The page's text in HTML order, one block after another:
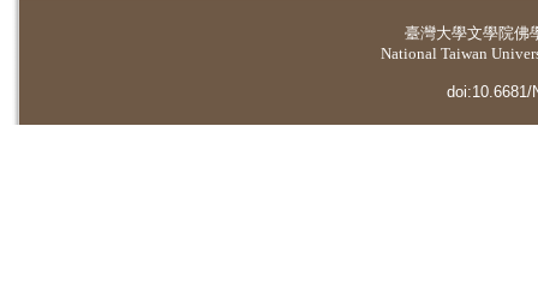
臺灣大學文學院佛
National Taiwan
doi:10.6681/